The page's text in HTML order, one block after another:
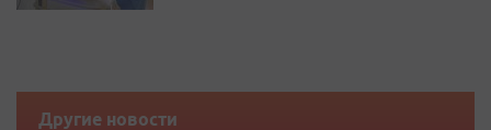
Другие новости